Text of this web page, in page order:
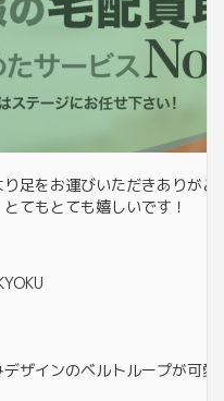
足をお運びいただきありがと
てもとても嬉しいです！
デザインのベルトループが可